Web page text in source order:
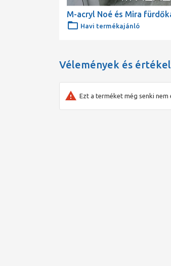
M-acryl Noé és Mira
Havi termékajánló
Vélemények és
Ezt a terméket még senki nem